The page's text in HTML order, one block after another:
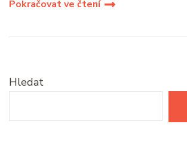
Pokračovat ve čtení
Hledat